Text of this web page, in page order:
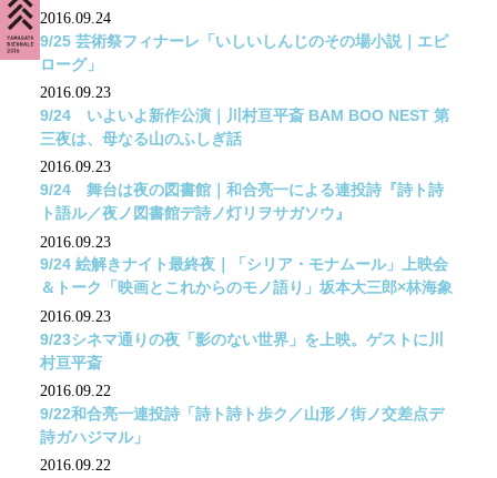
2016.09.24
9/25 芸術祭フィナーレ「いしいしんじのその場小説｜エピ
ローグ」
2016.09.23
9/24 いよいよ新作公演｜川村亘平斎 BAM BOO NEST 第
三夜は、母なる山のふしぎ話
2016.09.23
9/24 舞台は夜の図書館｜和合亮一による連投詩『詩ト詩
ト語ル／夜ノ図書館デ詩ノ灯リヲサガソウ』
2016.09.23
9/24 絵解きナイト最終夜｜「シリア・モナムール」上映会
＆トーク「映画とこれからのモノ語り」坂本大三郎×林海象
2016.09.23
9/23シネマ通りの夜「影のない世界」を上映。ゲストに川
村亘平斎
2016.09.22
9/22和合亮一連投詩「詩ト詩ト歩ク／山形ノ街ノ交差点デ
詩ガハジマル」
2016.09.22